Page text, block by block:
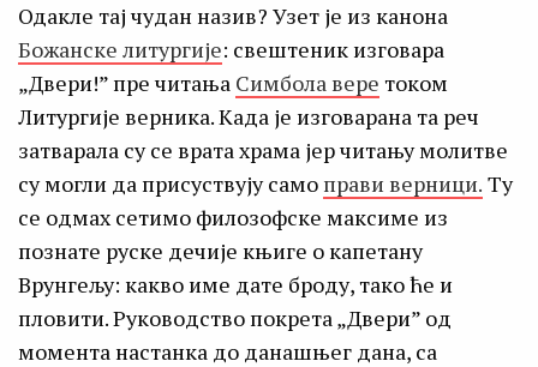
Одакле тај чудан назив? Узет је из канона
Божанске литургије: свештеник изговара
„Двери!” пре читања Симбола вере током
Литургије верника. Када је изговарана та реч
затварала су се врата храма јер читању молитве
су могли да присуствују само прави верници. Ту
се одмах сетимо филозофске максиме из
познате руске дечије књиге о капетану
Врунгељу: какво име дате броду, тако ће и
пловити. Руководство покрета „Двери” од
момента настанка до данашњег дана, са